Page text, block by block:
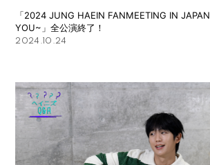
「2024 JUNG HAEIN FANMEETING IN
YOU~」全公演終了！
2024.10.24